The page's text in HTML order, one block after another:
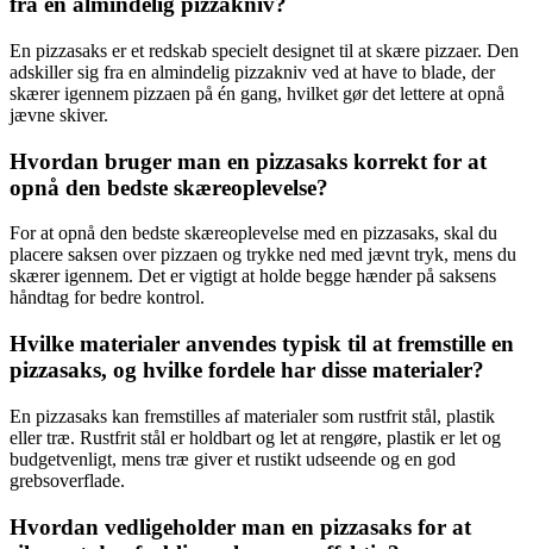
En pizzasaks er et redskab specielt designet til at skære pizzaer. Den
adskiller sig fra en almindelig pizzakniv ved at have to blade, der
skærer igennem pizzaen på én gang, hvilket gør det lettere at opnå
jævne skiver.
Hvordan bruger man en pizzasaks korrekt for at
opnå den bedste skæreoplevelse?
For at opnå den bedste skæreoplevelse med en pizzasaks, skal du
placere saksen over pizzaen og trykke ned med jævnt tryk, mens du
skærer igennem. Det er vigtigt at holde begge hænder på saksens
håndtag for bedre kontrol.
Hvilke materialer anvendes typisk til at fremstille en
pizzasaks, og hvilke fordele har disse materialer?
En pizzasaks kan fremstilles af materialer som rustfrit stål, plastik
eller træ. Rustfrit stål er holdbart og let at rengøre, plastik er let og
budgetvenligt, mens træ giver et rustikt udseende og en god
grebsoverflade.
Hvordan vedligeholder man en pizzasaks for at